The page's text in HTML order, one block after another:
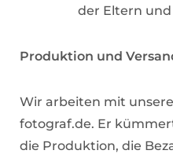
der Eltern
Produktion und
Wir arbeiten mit
fotograf.de. Er
die Produktion, die